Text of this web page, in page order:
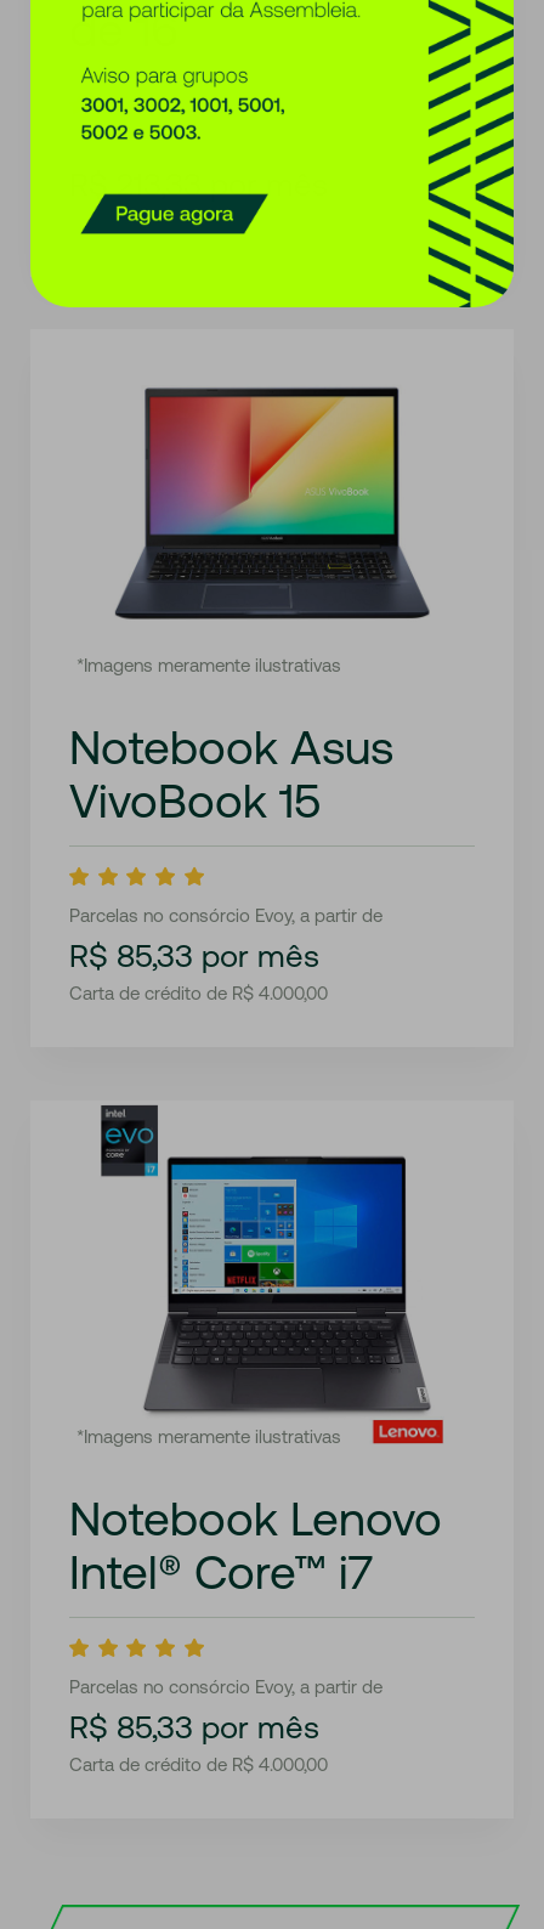
de 16
Parcelas no consórcio Evoy, a partir de
Carta de crédito de R$ 10.000,00
*Imagens meramente ilustrativas
Notebook Asus
VivoBook 15
Parcelas no consórcio Evoy, a partir de
R$ 85,33 por mês
Carta de crédito de R$ 4.000,00
*Imagens meramente ilustrativas
Notebook Lenovo
Intel® Core™ i7
Parcelas no consórcio Evoy, a partir de
R$ 85,33 por mês
Carta de crédito de R$ 4.000,00